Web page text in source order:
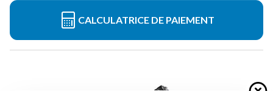
CALCULATRICE DE PAIEMENT